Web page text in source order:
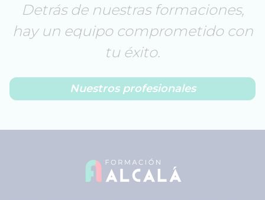
Detrás de nuestras formaciones,
hay un equipo comprometido con
tu éxito.
Nuestros profesionales